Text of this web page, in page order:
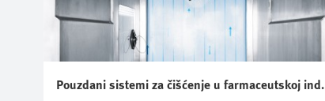
Pouzdani sistemi za čišćenje u farmaceutskoj ind.